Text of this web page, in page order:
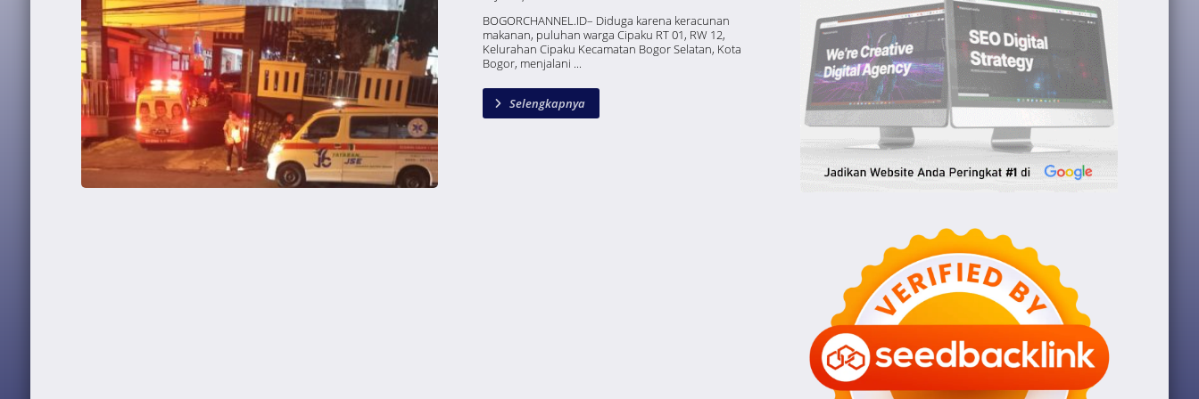
BOGORCHANNEL.ID– Diduga karena keracunan
makanan, puluhan warga Cipaku RT 01, RW 12,
Kelurahan Cipaku Kecamatan Bogor Selatan, Kota
Bogor, menjalani ...
Selengkapnya